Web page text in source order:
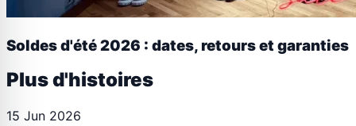
Soldes d'été 2026 : dates, retours et garanties
Plus d'histoires
15 Jun 2026